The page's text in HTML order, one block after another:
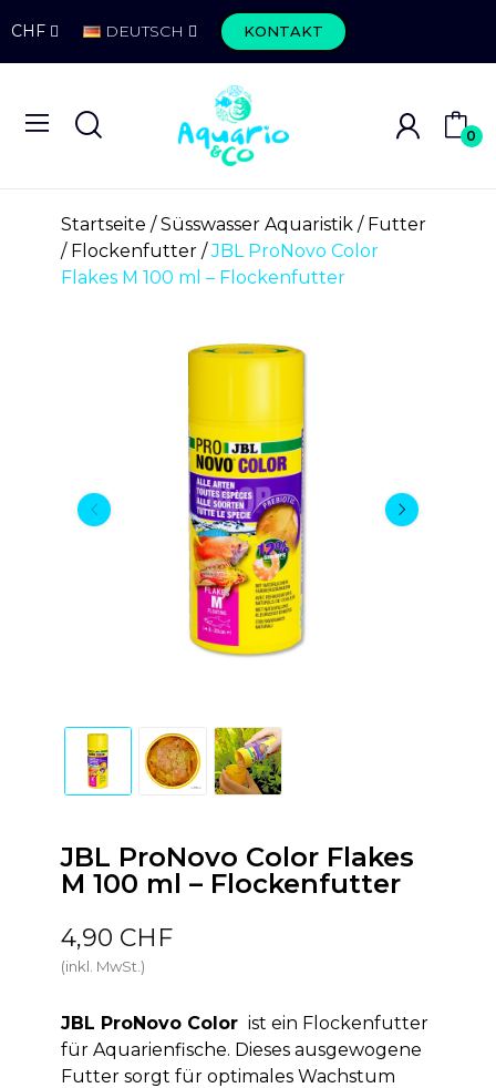
CHF DEUTSCH KONTAKT
0
Startseite Süsswasser Aquaristik
Futter
Flockenfutter
JBL ProNovo Color
Flakes M 100 ml – Flockenfutter
JBL ProNovo Color Flakes
M 100 ml – Flockenfutter
4,90 CHF
(inkl. MwSt.)
JBL ProNovo Color ist ein Flockenfutter
für Aquarienfische. Dieses ausgewogene
Futter sorgt für optimales Wachstum